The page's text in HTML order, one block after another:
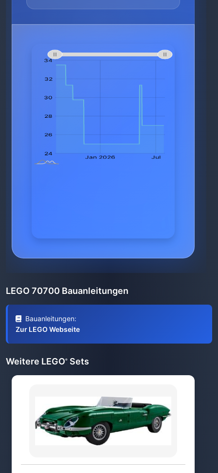
LEGO 70700 Bauanleitungen
Bauanleitungen:
Zur LEGO Webseite
Weitere LEGO® Sets